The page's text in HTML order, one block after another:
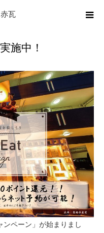
瓦
ンペーン実施中！
施中！
ンペーン」が始まりまし